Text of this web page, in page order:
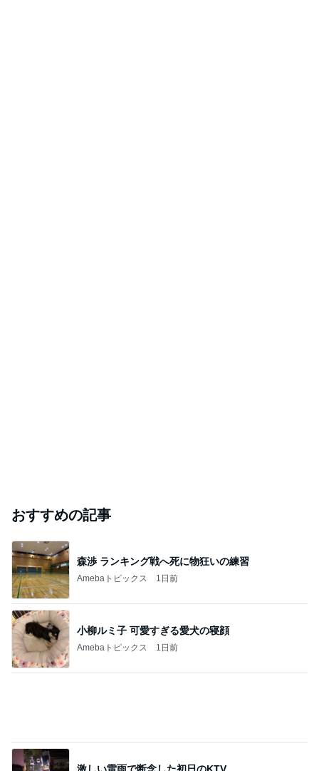
おすすめの記事
森渉 ランキング戦へ死に物狂いの練習
Amebaトピックス 1日前
小柳ルミ子 可愛すぎる愛犬の寝顔
Amebaトピックス 1日前
激しい雷雨で断念した初日のKTV